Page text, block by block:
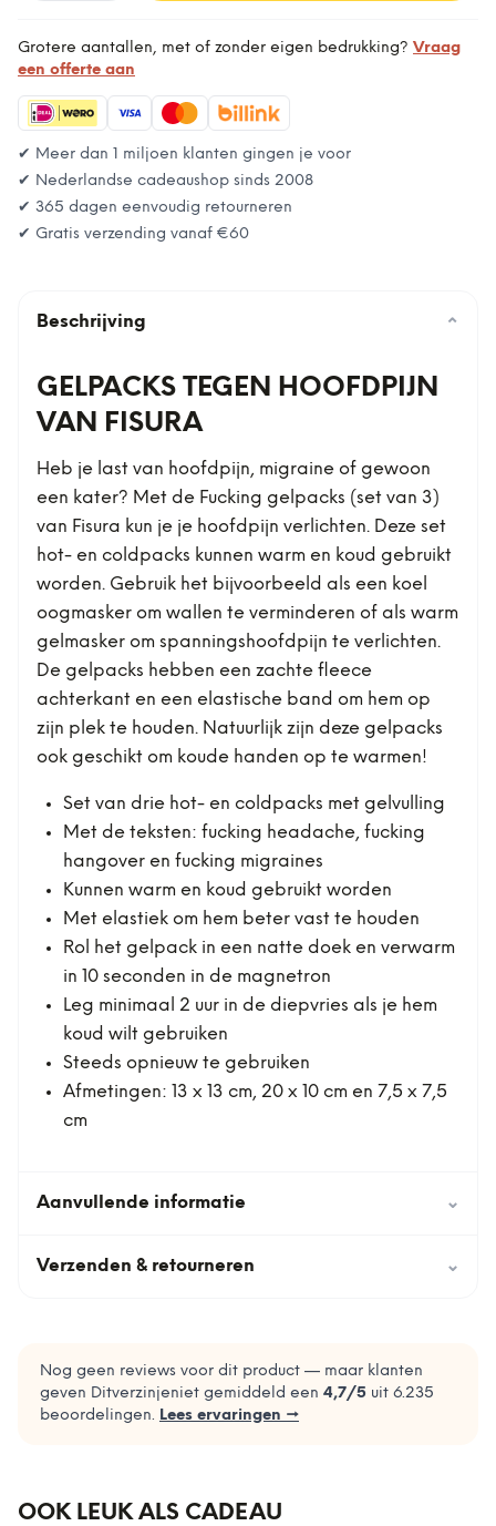
Grotere aantallen, met of zonder eigen bedrukking? Vraag
een offerte aan
✔ Meer dan 1 miljoen klanten gingen je voor
✔ Nederlandse cadeaushop sinds 2008
✔ 365 dagen eenvoudig retourneren
✔ Gratis verzending vanaf €60
Beschrijving ⌄
GELPACKS TEGEN HOOFDPIJN
VAN FISURA
Heb je last van hoofdpijn, migraine of gewoon
een kater? Met de Fucking gelpacks (set van 3)
van Fisura kun je je hoofdpijn verlichten. Deze set
hot- en coldpacks kunnen warm en koud gebruikt
worden. Gebruik het bijvoorbeeld als een koel
oogmasker om wallen te verminderen of als warm
gelmasker om spanningshoofdpijn te verlichten.
De gelpacks hebben een zachte fleece
achterkant en een elastische band om hem op
zijn plek te houden. Natuurlijk zijn deze gelpacks
ook geschikt om koude handen op te warmen!
Set van drie hot- en coldpacks met gelvulling
Met de teksten: fucking headache, fucking
hangover en fucking migraines
Kunnen warm en koud gebruikt worden
Met elastiek om hem beter vast te houden
Rol het gelpack in een natte doek en verwarm
in 10 seconden in de magnetron
Leg minimaal 2 uur in de diepvries als je hem
koud wilt gebruiken
Steeds opnieuw te gebruiken
Afmetingen: 13 x 13 cm, 20 x 10 cm en 7,5 x 7,5
cm
Aanvullende informatie ⌄
Verzenden & retourneren ⌄
Nog geen reviews voor dit product — maar klanten
geven Ditverzinjeniet gemiddeld een 4,7/5 uit 6.235
beoordelingen. Lees ervaringen →
OOK LEUK ALS CADEAU